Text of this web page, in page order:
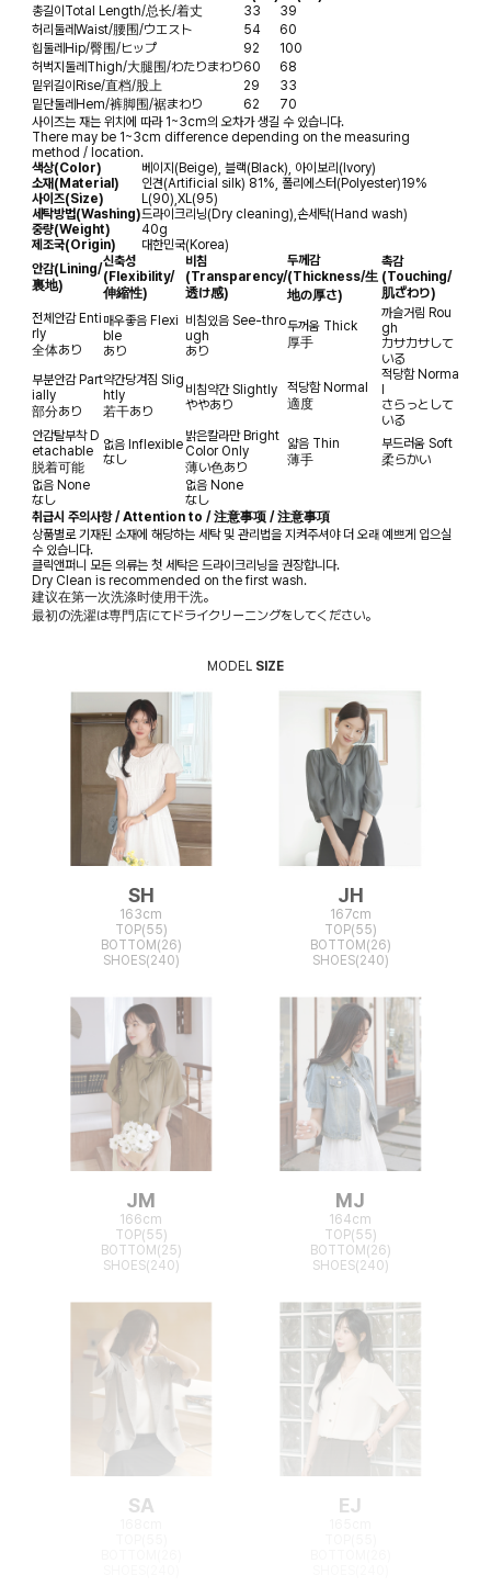
총길이 Total Length/总长/着丈 33
39
허리둘레 Waist/腰围/ウエスト 54
60
힙둘레 Hip/臀围/ヒップ 92
100
허벅지둘레 Thigh/大腿围/わたりまわり60
68
밑위길이 Rise/直档/股上 29
33
밑단둘레 Hem/裤脚围/裾まわり 62
70
사이즈는 재는 위치에 따라 1~3cm의 오차가 생길 수 있습니다.
There may be 1~3cm difference depending on the measuring
method / location.
색상(Color)
베이지(Beige), 블랙(Black), 아이보리(Ivory)
소재(Material)
인견(Artificial silk) 81%, 폴리에스터(Polyester)19%
사이즈(Size)
L(90),XL(95)
세탁방법(Washing)드라이크리닝(Dry cleaning),손세탁(Hand wash)
중량(Weight)
40g
제조국(Origin)
대한민국(Korea)
안감(Lining/
裏地)
신축성
(Flexibility/
伸縮性)
비침
(Transparency/
透け感)
두께감
(Thickness/生
地の厚さ)
촉감
(Touching/
肌ざわり)
전체안감 Enti
rly
全体あり
매우좋음 Flexi
ble
あり
비침있음 See-thro
ugh
あり
두꺼움 Thick
厚手
까슬거림 Rou
gh
カサカサして
いる
부분안감 Part
ially
部分あり
약간당겨짐 Slig
htly
若干あり
비침약간Slightly
ややあり
적당함 Normal
適度
적당함 Norma
さらっとして
いる
안감탈부착 D
etachable
脱着可能
없음 Inflexible
なし
밝은칼라만 Bright
Color Only
薄い色あり
얇음 Thin
薄手
부드러움 Soft
柔らかい
없음 None
なし
없음 None
なし
취급시 주의사항 / Attention to / 注意事项 / 注意事項
상품별로 기재된 소재에 해당하는 세탁 및 관리법을 지켜주셔야 더 오래 예쁘게 입으실
수 있습니다.
클릭앤퍼니 모든 의류는 첫 세탁은 드라이크리닝을 권장합니다.
Dry Clean is recommended on the first wash.
建议在第一次洗涤时使用干洗。
最初の洗濯は専門店にてドライクリーニングをしてください。
MODEL SIZE
SH
163cm
TOP(55)
BOTTOM(26)
SHOES(240)
JH
167cm
TOP(55)
BOTTOM(26)
SHOES(240)
JM
166cm
TOP(55)
BOTTOM(25)
SHOES(240)
MJ
164cm
TOP(55)
BOTTOM(26)
SHOES(240)
SA EJ